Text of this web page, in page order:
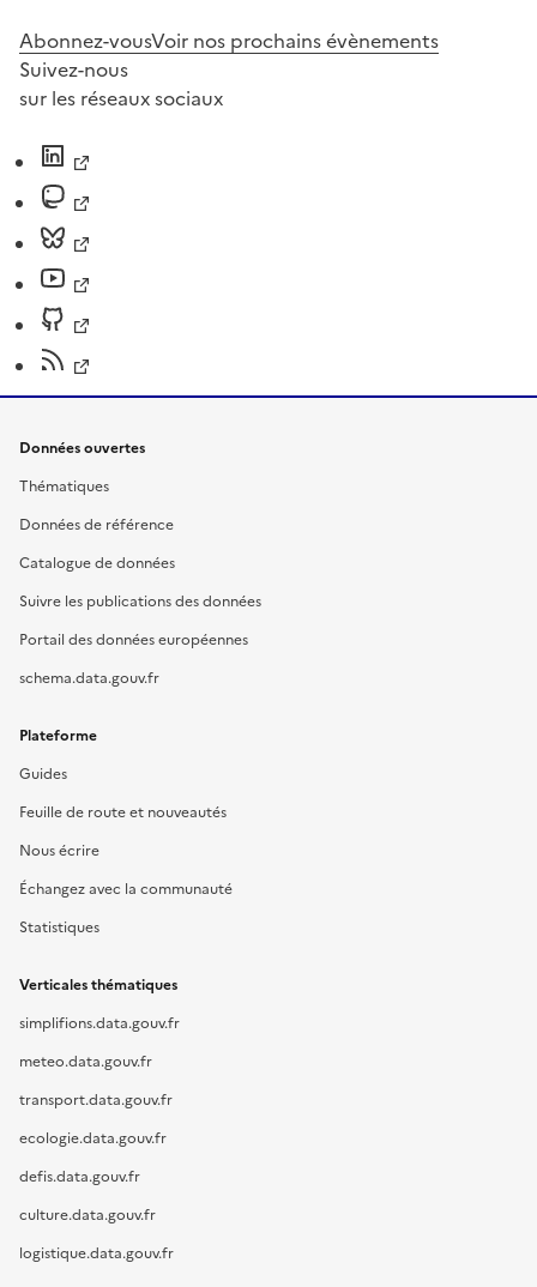
Abonnez-vousVoir nos prochains évènements
Suivez-nous
sur les réseaux sociaux
Données ouvertes
Thématiques
Données de référence
Catalogue de données
Suivre les publications des données
Portail des données européennes
schema.data.gouv.fr
Plateforme
Guides
Feuille de route et nouveautés
Nous écrire
Échangez avec la communauté
Statistiques
Verticales thématiques
simplifions.data.gouv.fr
meteo.data.gouv.fr
transport.data.gouv.fr
ecologie.data.gouv.fr
defis.data.gouv.fr
culture.data.gouv.fr
logistique.data.gouv.fr